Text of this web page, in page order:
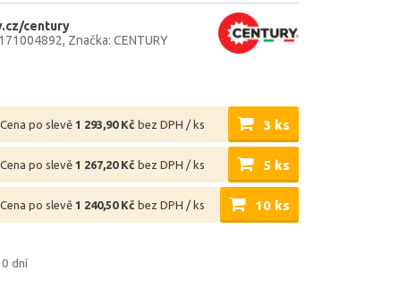
century
Značka: CENTURY
Cena po slevě 1 293,90 Kč bez DPH / ks 3 ks
Cena po slevě 1 267,20 Kč bez DPH / ks 5 ks
Cena po slevě 1 240,50 Kč bez DPH / ks 10 ks
dní